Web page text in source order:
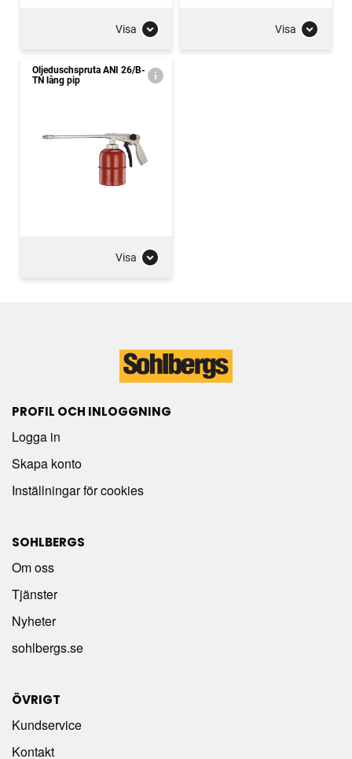
Visa Visa
Oljeduschspruta ANI 26/B-
TN lång pip
Visa
PROFIL OCH INLOGGNING
Logga in
Skapa konto
Inställningar för cookies
SOHLBERGS
Om oss
Tjänster
Nyheter
sohlbergs.se
ÖVRIGT
Kundservice
Kontakt